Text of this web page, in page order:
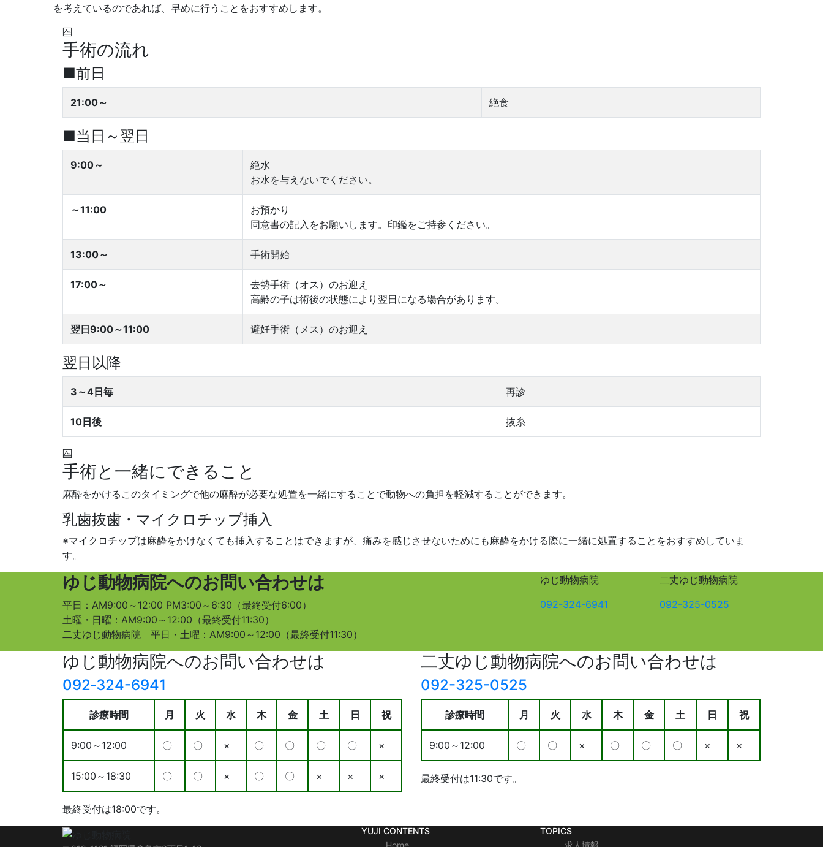
を考えているのであれば、早めに行うことをおすすめします。
手術の流れ
■前日
21:00～ 絶食
■当日～翌日
9:00～
絶水
お水を与えないでください。
～11:00
お預かり
同意書の記入をお願いします。印鑑をご持参ください。
13:00～ 手術開始
17:00～
去勢手術（オス）のお迎え
高齢の子は術後の状態により翌日になる場合があります。
翌日9:00～11:00 避妊手術（メス）のお迎え
翌日以降
3～4日毎 再診
10日後 抜糸
手術と一緒にできること
麻酔をかけるこのタイミングで他の麻酔が必要な処置を一緒にすることで動物への負担を軽減することができます。
乳歯抜歯・マイクロチップ挿入
※マイクロチップは麻酔をかけなくても挿入することはできますが、痛みを感じさせないためにも麻酔をかける際に一緒に処置することをおすすめしていま
す。
ゆじ動物病院へのお問い合わせは
平日：AM9:00～12:00 PM3:00～6:30（最終受付6:00）
土曜・日曜：AM9:00～12:00（最終受付11:30）
二丈ゆじ動物病院 平日・土曜：AM9:00～12:00（最終受付11:30）
ゆじ動物病院
092-324-6941
二丈ゆじ動物病院
092-325-0525
ゆじ動物病院へのお問い合わせは
092‐324-6941
診療時間 月 火 水 木 金 土 日 祝
9:00～12:00 〇 〇 × 〇 〇 〇 〇 ×
15:00～18:30 〇 〇 × 〇 〇 × × ×
最終受付は18:00です。
二丈ゆじ動物病院へのお問い合わせは
092-325-0525
診療時間 月 火 水 木 金 土 日 祝
9:00～12:00 〇 〇 × 〇 〇 〇 × ×
最終受付は11:30です。
YUJI CONTENTS
Home
TOPICS
求人情報